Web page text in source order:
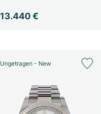
13.440 €
Ungetragen - New